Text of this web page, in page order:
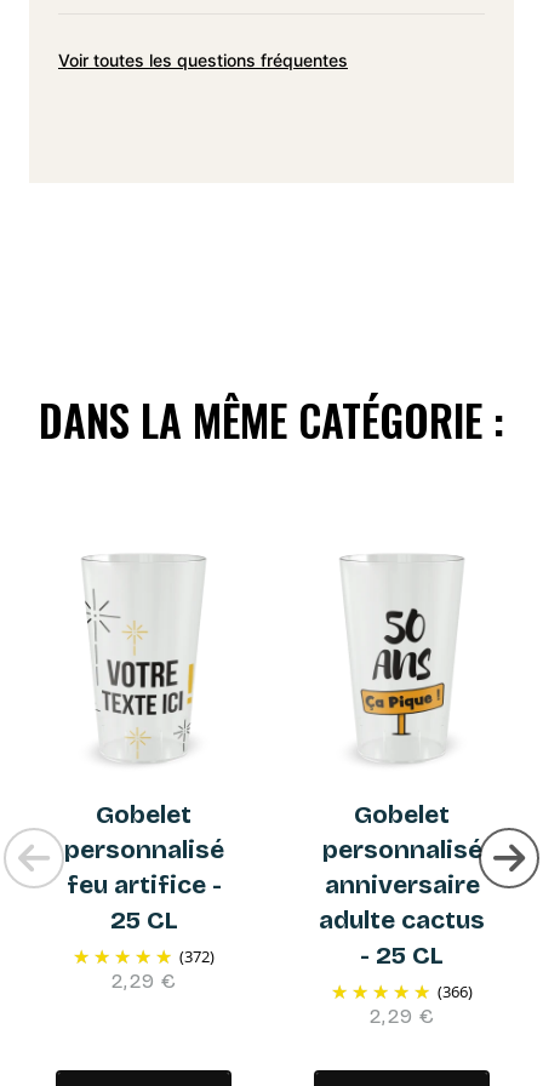
Voir toutes les questions fréquentes
DANS LA MÊME CATÉGORIE :
Gobelet
personnalisé
feu artifice -
25 CL
(372)
2,29 €
Gobelet
personnalisé
anniversaire
adulte cactus
- 25 CL
(366)
2,29 €